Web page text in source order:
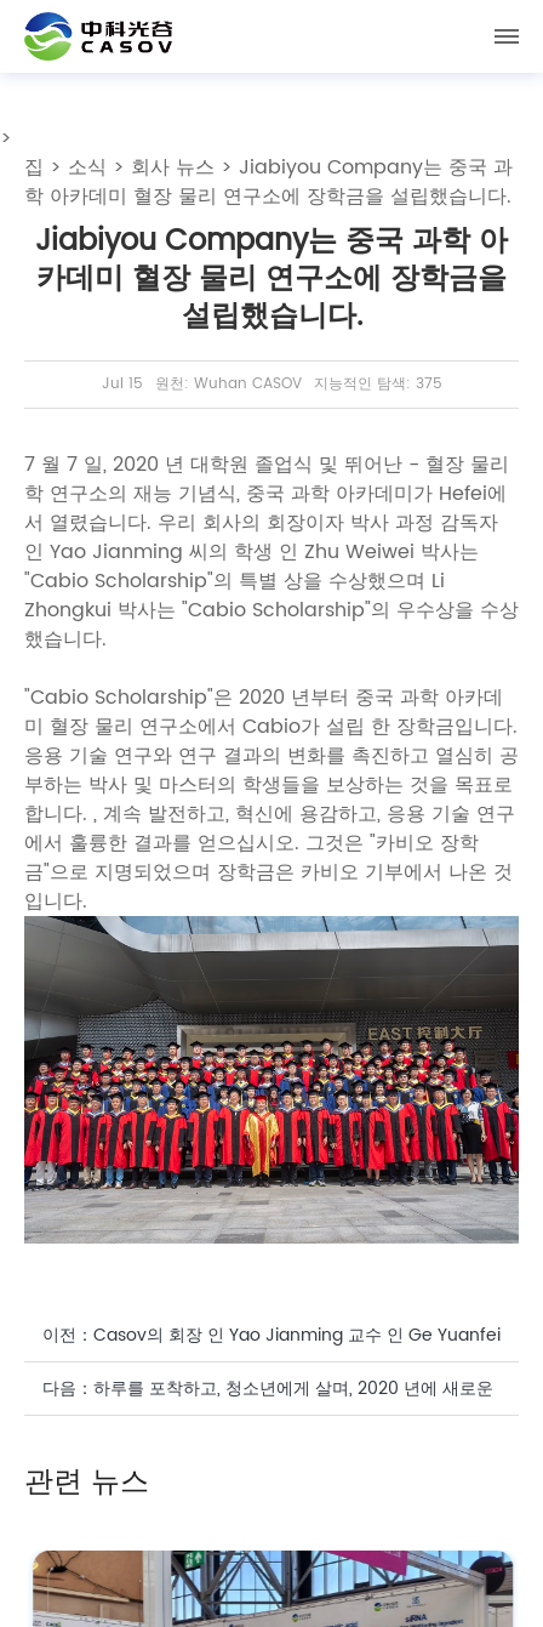
>
집 > 소식 > 회사 뉴스 > Jiabiyou Company는 중국 과
학 아카데미 혈장 물리 연구소에 장학금을 설립했습니다.
Jiabiyou Company는 중국 과학 아
카데미 혈장 물리 연구소에 장학금을
설립했습니다.
Jul 15 원천: Wuhan CASOV 지능적인 탐색: 375
7 월 7 일, 2020 년 대학원 졸업식 및 뛰어난 - 혈장 물리
학 연구소의 재능 기념식, 중국 과학 아카데미가 Hefei에
서 열렸습니다. 우리 회사의 회장이자 박사 과정 감독자
인 Yao Jianming 씨의 학생 인 Zhu Weiwei 박사는
"Cabio Scholarship"의 특별 상을 수상했으며 Li
Zhongkui 박사는 "Cabio Scholarship"의 우수상을 수상
했습니다.
"Cabio Scholarship"은 2020 년부터 중국 과학 아카데
미 혈장 물리 연구소에서 Cabio가 설립 한 장학금입니다.
응용 기술 연구와 연구 결과의 변화를 촉진하고 열심히 공
부하는 박사 및 마스터의 학생들을 보상하는 것을 목표로
합니다. , 계속 발전하고, 혁신에 용감하고, 응용 기술 연구
에서 훌륭한 결과를 얻으십시오. 그것은 "카비오 장학
금"으로 지명되었으며 장학금은 카비오 기부에서 나온 것
입니다.
이전： Casov의 회장 인 Yao Jianming 교수 인 Ge Yuanfei
박사와 "Cabio Scholarship의 특별 상"을 수상한 것에 대해
다음： 하루를 포착하고, 청소년에게 살며, 2020 년에 새로운
관련 뉴스